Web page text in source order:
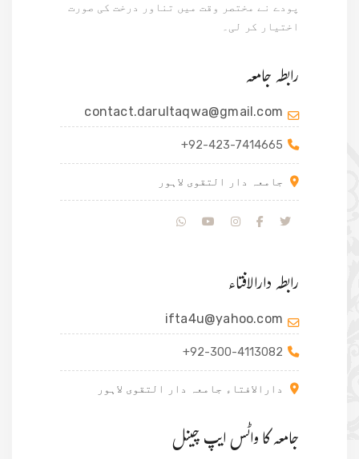
پودے نے مختصر وقت میں تناور درخت کی صورت
اختیار کر لی۔
رابطہ جامعہ
contact.darultaqwa@gmail.com
+92-423-7414665
جامعہ دار التقوی لاہور
رابطہ دارالافتاء
ifta4u@yahoo.com
+92-300-4113082
دارالافتاء جامعہ دار التقوی لاہور
جامعہ کا واٹس ایپ چینل